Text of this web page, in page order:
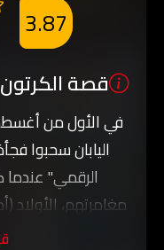
3.87
قصة
اليابان سحبوا
الرقمي"
مغامرتهم، الأولاد
ووسيم)، اكتشفوا